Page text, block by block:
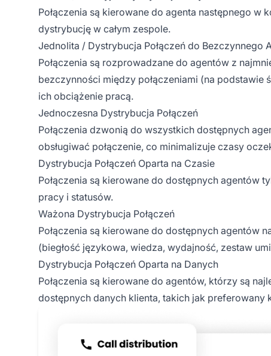
Połączenia są kierowane do agenta następnego w
dystrybucję w całym zespole.
Jednolita / Dystrybucja Połączeń do Bezczynnego
Połączenia są rozprowadzane do agentów z
bezczynności między połączeniami (na
ich obciążenie pracą.
Jednoczesna Dystrybucja Połączeń
Połączenia dzwonią do wszystkich dostępnych
obsługiwać połączenie, co minimalizuje czasy
Dystrybucja Połączeń Oparta na Czasie
Połączenia są kierowane do dostępnych agentów
pracy i statusów.
Ważona Dystrybucja Połączeń
Połączenia są kierowane do dostępnych agentów
(biegłość językowa, wiedza, wydajność, zestaw
Dystrybucja Połączeń Oparta na Danych
Połączenia są kierowane do agentów, którzy są
dostępnych danych klienta, takich jak preferowany